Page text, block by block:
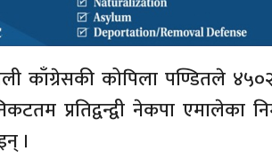
काँग्रेसकी कोपिला पण्डितले
प्रतिद्वन्द्वी नेकपा एमालेका
।